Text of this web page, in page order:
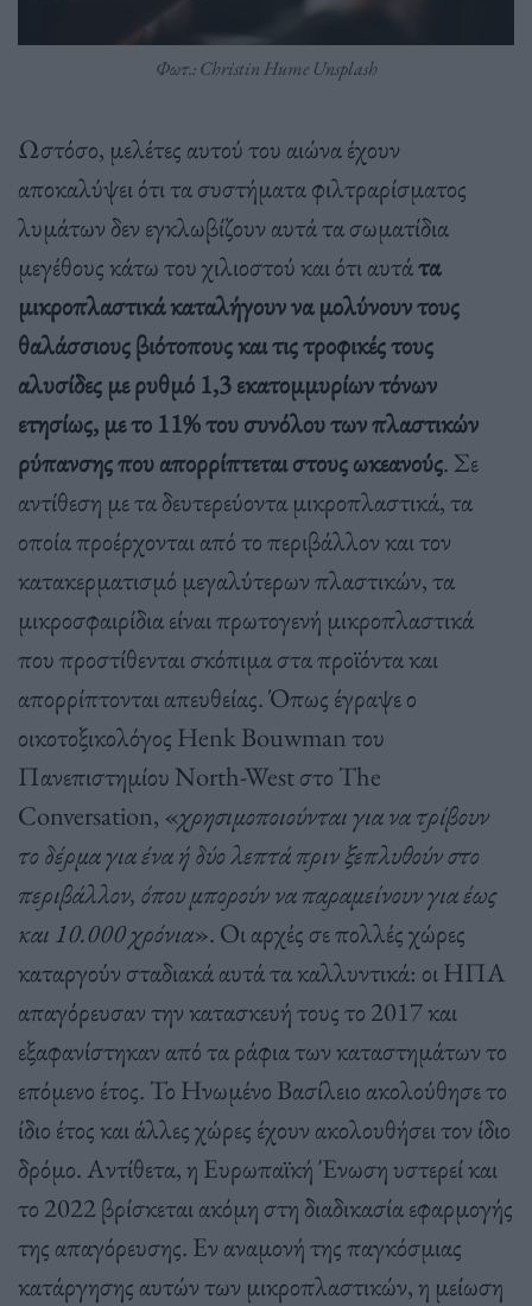
Φωτ.: Christin Hume Unsplash
Ωστόσο, μελέτες αυτού του αιώνα έχουν
αποκαλύψει ότι τα συστήματα φιλτραρίσματος
λυμάτων δεν εγκλωβίζουν αυτά τα σωματίδια
μεγέθους κάτω του χιλιοστού και ότι αυτάτα
μικροπλαστικά καταλήγουν να μολύνουν τους
θαλάσσιους βιότοπους και τις τροφικές τους
αλυσίδες με ρυθμό 1,3 εκατομμυρίων τόνων
ετησίως, με το 11% του συνόλου των πλαστικών
ρύπανσης που απορρίπτεται στους ωκεανούς. Σε
αντίθεση με τα δευτερεύοντα μικροπλαστικά, τα
οποία προέρχονται από το περιβάλλον και τον
κατακερματισμό μεγαλύτερων πλαστικών, τα
μικροσφαιρίδια είναι πρωτογενή μικροπλαστικά
που προστίθενται σκόπιμα στα προϊόντα και
απορρίπτονται απευθείας. Όπως έγραψε ο
οικοτοξικολόγος Henk Bouwman του
Πανεπιστημίου North-West στο The
Conversation, «χρησιμοποιούνται για να τρίβουν
το δέρμα για ένα ή δύο λεπτά πριν ξεπλυθούν στο
περιβάλλον, όπου μπορούν να παραμείνουν για έως
και 10.000 χρόνια». Οι αρχές σε πολλές χώρες
καταργούν σταδιακά αυτά τα καλλυντικά: οι ΗΠΑ
απαγόρευσαν την κατασκευή τους το 2017 και
εξαφανίστηκαν από τα ράφια των καταστημάτων το
επόμενο έτος. Το Ηνωμένο Βασίλειο ακολούθησε το
ίδιο έτος και άλλες χώρες έχουν ακολουθήσει τον ίδιο
δρόμο. Αντίθετα, η Ευρωπαϊκή Ένωση υστερεί και
το 2022 βρίσκεται ακόμη στη διαδικασία εφαρμογής
της απαγόρευσης. Εν αναμονή της παγκόσμιας
κατάργησης αυτών των μικροπλαστικών, η μείωση